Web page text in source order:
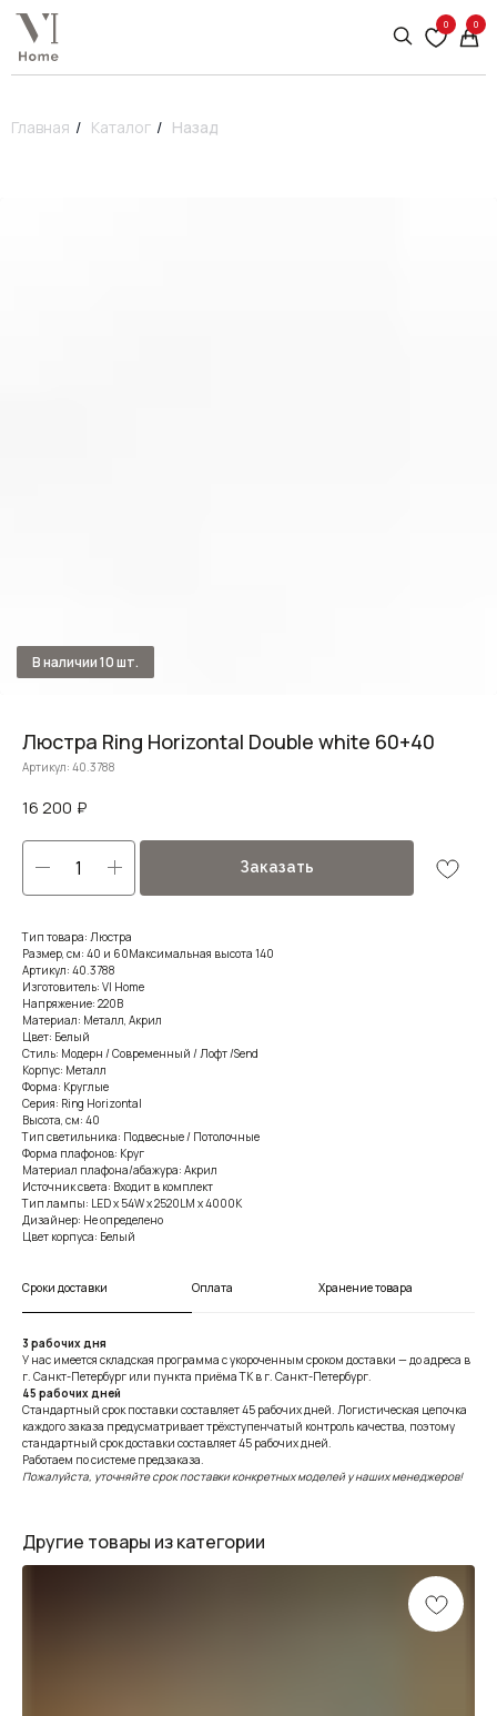
0 0
Главная / Каталог / Назад
Люстра Ring Horizontal Double white 60+40
Артикул: 40.3788
16 200 ₽
Заказать
Тип товара: Люстра
Размер, см: 40 и 60Максимальная высота 140
Артикул: 40.3788
Изготовитель: VI Home
Напряжение: 220В
Материал: Металл, Акрил
Цвет: Белый
Стиль: Модерн / Современный / Лофт /Send
Корпус: Металл
Форма: Круглые
Серия: Ring Horizontal
Высота, см: 40
Тип светильника: Подвесные / Потолочные
Форма плафонов: Круг
Материал плафона/абажура: Акрил
Источник света: Входит в комплект
Тип лампы: LED x 54W x 2520LM x 4000K
Дизайнер: Не определено
Цвет корпуса: Белый
Сроки доставки Оплата Хранение товара
3 рабочих дня
У нас имеется складская программа с укороченным сроком доставки — до адреса в
г. Санкт-Петербург или пункта приёма ТК в г. Санкт-Петербург.
45 рабочих дней
Стандартный срок поставки составляет 45 рабочих дней. Логистическая цепочка
каждого заказа предусматривает трёхступенчатый контроль качества, поэтому
стандартный срок доставки составляет 45 рабочих дней.
Работаем по системе предзаказа.
Пожалуйста, уточняйте срок поставки конкретных моделей у наших менеджеров!
Другие товары из категории